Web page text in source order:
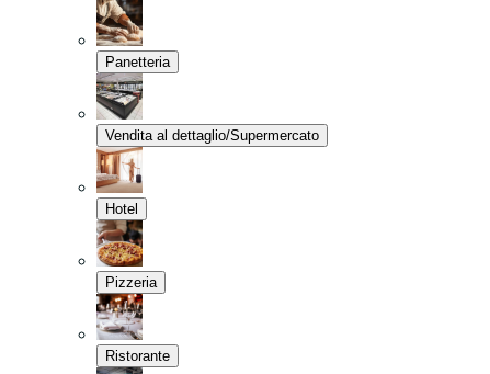
Panetteria
Vendita al dettaglio/Supermercato
Hotel
Pizzeria
Ristorante